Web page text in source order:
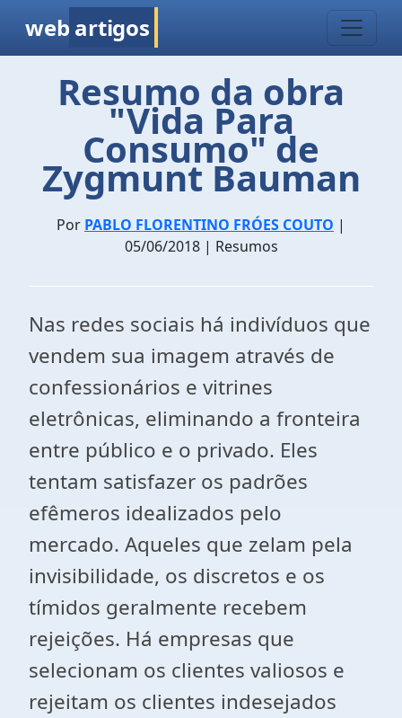
web artigos
Resumo da obra
"Vida Para
Consumo" de
Zygmunt Bauman
Por PABLO FLORENTINO FRÓES COUTO |
05/06/2018 | Resumos
Nas redes sociais há indivíduos que
vendem sua imagem através de
confessionários e vitrines
eletrônicas, eliminando a fronteira
entre público e o privado. Eles
tentam satisfazer os padrões
efêmeros idealizados pelo
mercado. Aqueles que zelam pela
invisibilidade, os discretos e os
tímidos geralmente recebem
rejeições. Há empresas que
selecionam os clientes valiosos e
rejeitam os clientes indesejados